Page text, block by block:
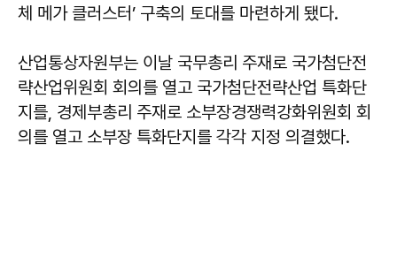
체 메가 클러스터’ 구축의 토대를 마련하게 됐다.
산업통상자원부는 이날 국무총리 주재로 국가첨단전
략산업위원회 회의를 열고 국가첨단전략산업 특화단
지를, 경제부총리 주재로 소부장경쟁력강화위원회 회
의를 열고 소부장 특화단지를 각각 지정 의결했다.